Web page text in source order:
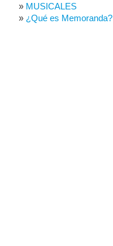
MUSICALES
¿Qué es Memoranda?